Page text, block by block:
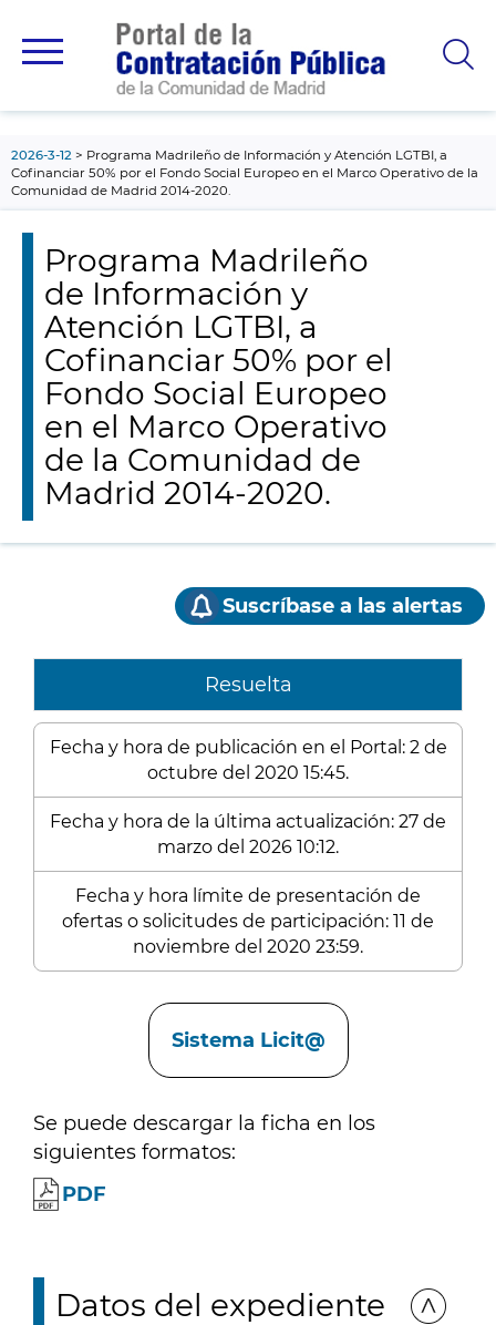
principal
2026-3-12
Programa Madrileño de Información y Atención LGTBI, a
Cofinanciar 50% por el Fondo Social Europeo en el Marco Operativo de la
Comunidad de Madrid 2014-2020.
Programa Madrileño
de Información y
Atención LGTBI, a
Cofinanciar 50% por el
Fondo Social Europeo
en el Marco Operativo
de la Comunidad de
Madrid 2014-2020.
Suscríbase a las alertas
Resuelta
Fecha y hora de publicación en el Portal: 2 de
octubre del 2020 15:45.
Fecha y hora de la última actualización: 27 de
marzo del 2026 10:12.
Fecha y hora límite de presentación de
ofertas o solicitudes de participación: 11 de
noviembre del 2020 23:59.
Sistema Licit@
Se puede descargar la ficha en los
siguientes formatos:
PDF
Datos del expediente